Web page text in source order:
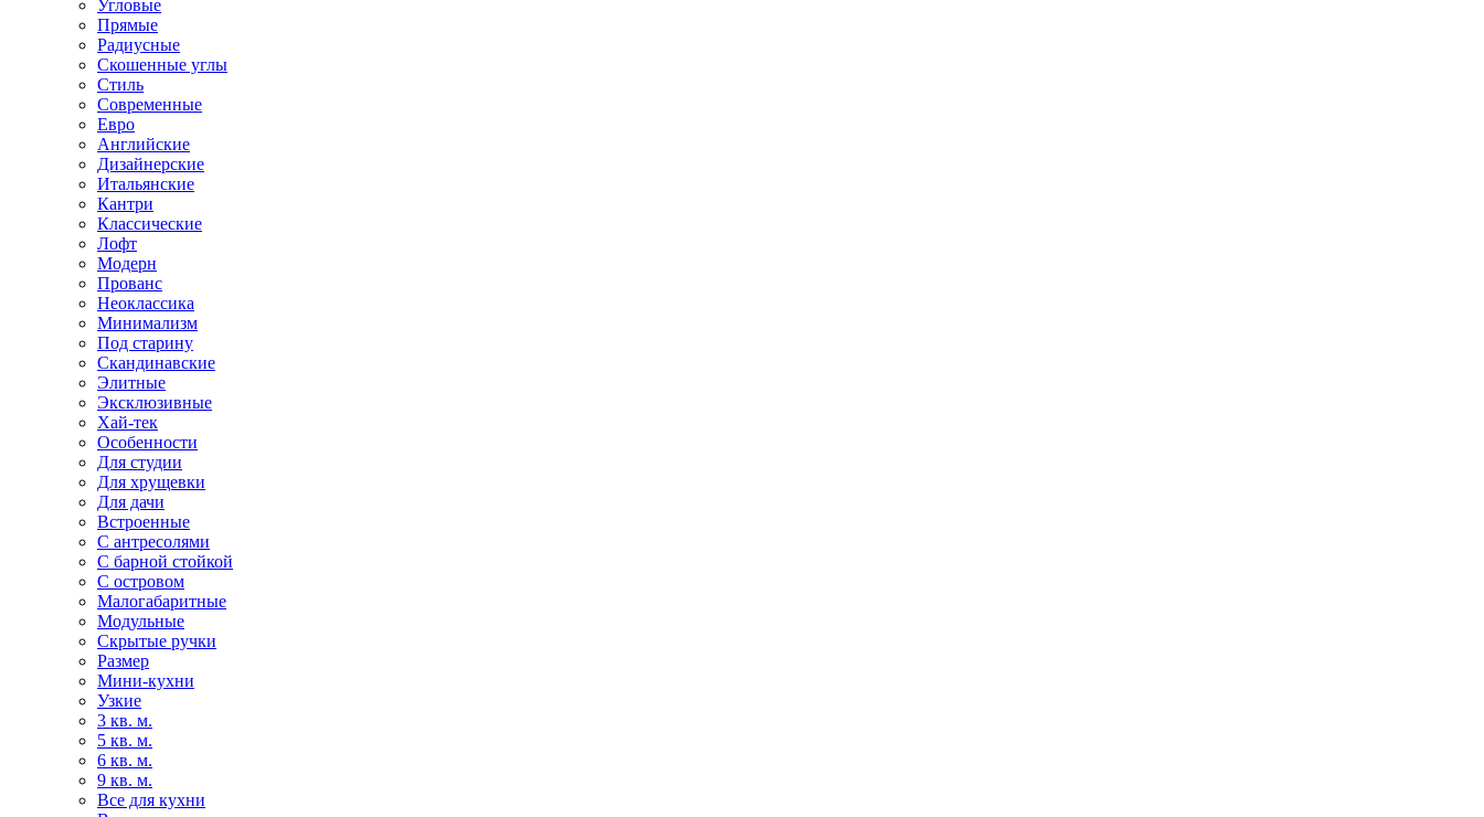
Угловые
Прямые
Радиусные
Скошенные углы
Стиль
Современные
Евро
Английские
Дизайнерские
Итальянские
Кантри
Классические
Лофт
Модерн
Прованс
Неоклассика
Минимализм
Под старину
Скандинавские
Элитные
Эксклюзивные
Хай-тек
Особенности
Для студии
Для хрущевки
Для дачи
Встроенные
С антресолями
С барной стойкой
С островом
Малогабаритные
Модульные
Скрытые ручки
Размер
Мини-кухни
Узкие
3 кв. м.
5 кв. м.
6 кв. м.
9 кв. м.
Все для кухни